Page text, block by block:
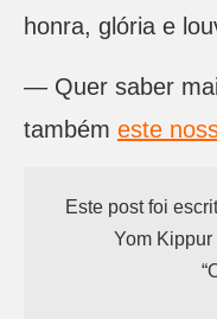
honra, glória e
— Quer saber
também este
Este post foi
Yom